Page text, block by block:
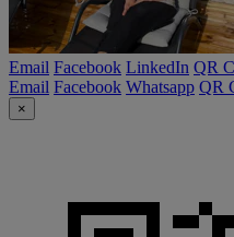
Email Facebook LinkedIn QR
Email Facebook Whatsapp QR
×